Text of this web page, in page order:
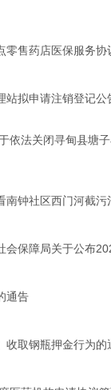
售药店医保服务
站拟申请注销登记公
依法关闭寻甸县塘
钟社区西门河截污
会保障局关于公布
通告
收取钢瓶押金行为的